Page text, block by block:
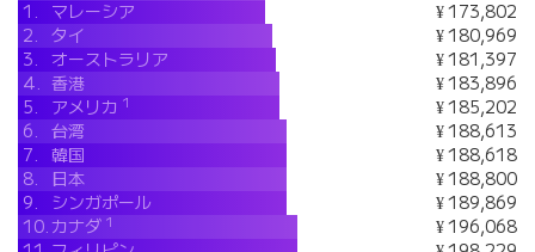
1. マレーシア
¥ 173,802
2.
タイ
¥ 180,969
3.
オーストラリア
¥ 181,397
4. 香港
¥ 183,896
5.
アメリカ 1
¥ 185,202
6.
台湾
¥ 188,613
7.
韓国
¥ 188,618
8.
日本
¥ 188,800
9.
シンガポール
¥ 189,869
10. カナダ 1
¥ 196,068